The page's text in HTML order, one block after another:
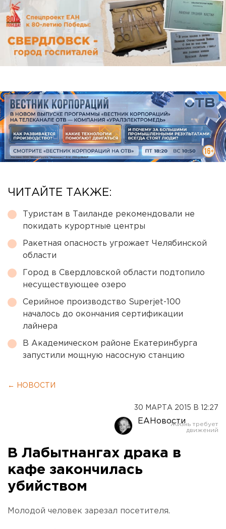
ЧИТАЙТЕ ТАКЖЕ:
Туристам в Таиланде рекомендовали не
покидать курортные центры
Ракетная опасность угрожает Челябинской
области
Город в Свердловской области подтопило
несуществующее озеро
Серийное производство Superjet-100
началось до окончания сертификации
лайнера
В Академическом районе Екатеринбурга
запустили мощную насосную станцию
← НОВОСТИ
30 МАРТА 2015 В 12:27
ЕАНовости
В Лабытнангах драка в
кафе закончилась
убийством
Молодой человек зарезал посетителя.